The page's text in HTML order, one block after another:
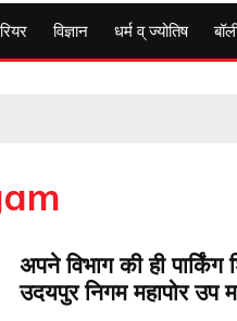
विज्ञान धर्म व् ज्योतिष
अपने विभाग की ही
उदयपुर निगम महापोर उप